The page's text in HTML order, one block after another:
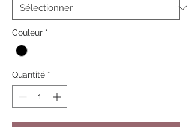
Couleur *
Quantité *